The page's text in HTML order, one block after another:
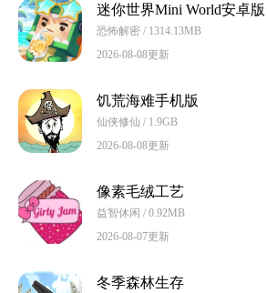
迷你世界Mini World安卓版
恐怖解密 / 1314.13MB
2026-08-08更新
饥荒海难手机版
仙侠修仙 / 1.9GB
2026-08-08更新
像素毛绒工艺
益智休闲 / 0.92MB
2026-08-07更新
冬季森林生存